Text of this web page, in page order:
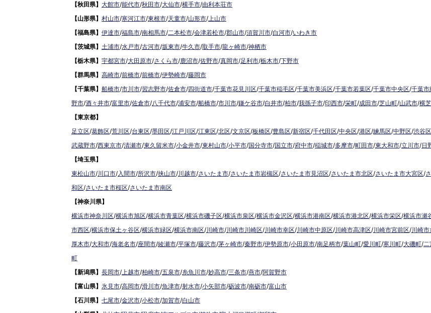
【秋田県】 大館市/能代市/秋田市/大仙市/横手市/由利本荘市
【山形県】 村山市/寒河江市/東根市/天童市/山形市/上山市
【福島県】 伊達市/福島市/南相馬市/二本松市/会津若松市/郡山市/須賀川市/白河市/いわき市
【茨城県】 土浦市/水戸市/古河市/坂東市/牛久市/取手市/龍ヶ崎市/神栖市
【栃木県】 宇都宮市/大田原市/さくら市/鹿沼市/佐野市/真岡市/足利市/栃木市/下野市
【群馬県】 高崎市/前橋市/前橋市/伊勢崎市/藤岡市
【千葉県】 船橋市/市川市/習志野市/佐倉市/四街道市/千葉市花見川区/千葉市稲毛区/千葉市美浜区/千葉市若葉区/千葉市中央区/千葉市
野市/酒々井市/富里市/佐倉市/八千代市/浦安市/船橋市/市川市/鎌ケ谷市/白井市/柏市/我孫子市/印西市/栄町/成田市/芝山町/山武市/横
【東京都】
足立区/葛飾区/荒川区/台東区/墨田区/江戸川区/江東区/北区/文京区/板橋区/豊島区/新宿区/千代田区/中央区/港区/練馬区/中野区/渋谷区
武蔵野市/西東京市/清瀬市/東久留米市/小金井市/東村山市/小平市/国分寺市/国立市/府中市/稲城市/多摩市/町田市/東大和市/立川市/日
【埼玉県】
東松山市/川口市/入間市/所沢市/挟山市/川越市/さいたま市/さいたま市岩槻区/さいたま市見沼区/さいたま市北区/さいたま市大宮区/
和区/さいたま市桜区/さいたま市南区
【神奈川県】
横浜市神奈川区/横浜市旭区/横浜市青葉区/横浜市磯子区/横浜市泉区/横浜市金沢区/横浜市港南区/横浜市港北区/横浜市栄区/横浜市瀬
市西区/横浜市保土ヶ谷区/横浜市緑区/横浜市南区/川崎市/川崎市川崎区/川崎市幸区/川崎市中原区/川崎市高津区/川崎市宮前区/川崎
厚木市/大和市/海老名市/座間市/綾瀬市/平塚市/藤沢市/茅ヶ崎市/秦野市/伊勢原市/小田原市/南足柄市/葉山町/愛川町/寒川町/大磯町/二
町
【新潟県】 長岡市/上越市/柏崎市/五泉市/糸魚川市/妙高市/三条市/燕市/阿賀野市
【富山県】 氷見市/高岡市/滑川市/魚津市/射水市/小矢部市/砺波市/南砺市/富山市
【石川県】 七尾市/金沢市/小松市/加賀市/白山市